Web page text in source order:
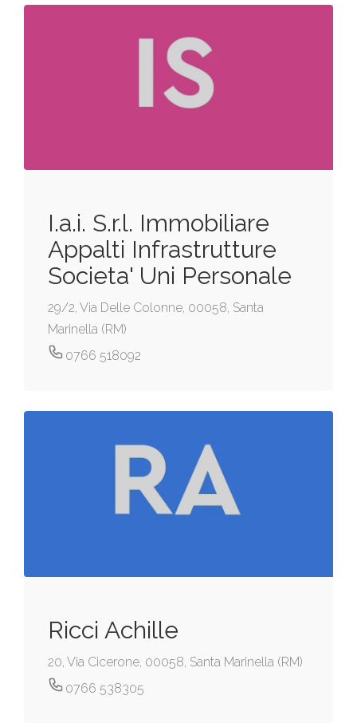
I.a.i. S.r.l. Immobiliare
Appalti Infrastrutture
Societa' Uni Personale
29/2, Via Delle Colonne, 00058, Santa
Marinella (RM)
0766 518092
Ricci Achille
20, Via Cicerone, 00058, Santa Marinella (RM)
0766 538305